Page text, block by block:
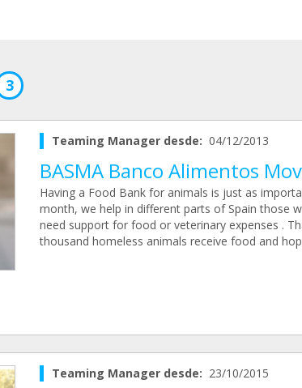
3
Teaming Manager desde: 04/12/2013
BASMA Banco Alimentos
Having a Food Bank for animals is just as
month, we help in different parts of Spain those
need support for food or veterinary expenses .
thousand homeless animals receive food and
Teaming Manager desde: 23/10/2015